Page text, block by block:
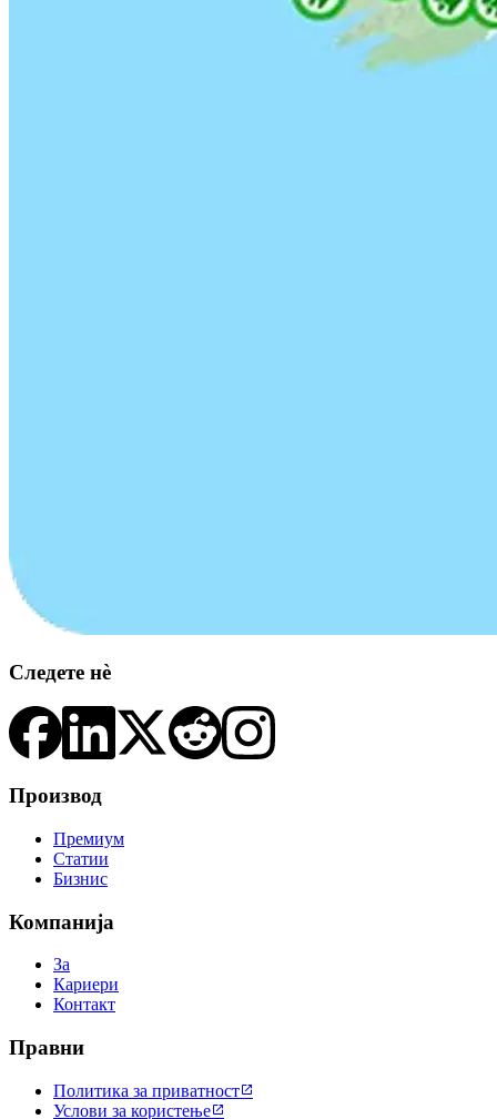
Следете нè
Производ
Премиум
Статии
Бизнис
Компанија
За
Кариери
Контакт
Правни
Политика за приватност
Услови за користење